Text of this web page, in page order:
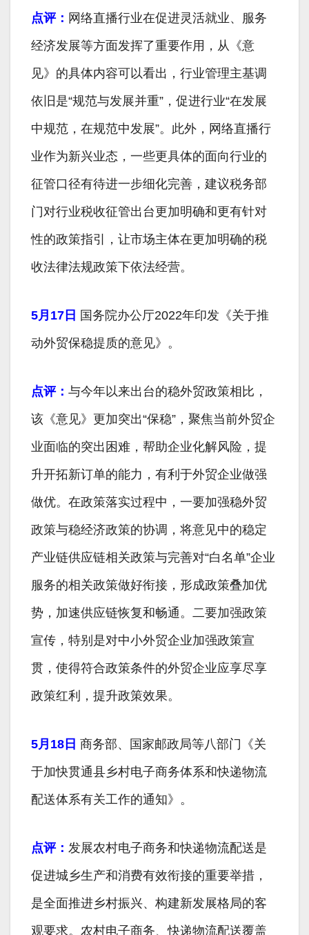
点评： 网络直播行业在促进灵活就业、服务
经济发展等方面发挥了重要作用，从《意
见》的具体内容可以看出，行业管理主基调
依旧是“规范与发展并重”，促进行业“在发展
中规范，在规范中发展”。此外，网络直播行
业作为新兴业态，一些更具体的面向行业的
征管口径有待进一步细化完善，建议税务部
门对行业税收征管出台更加明确和更有针对
性的政策指引，让市场主体在更加明确的税
收法律法规政策下依法经营。
5月17日 国务院办公厅2022年印发《关于推
动外贸保稳提质的意见》。
点评： 与今年以来出台的稳外贸政策相比，
该《意见》更加突出“保稳”，聚焦当前外贸企
业面临的突出困难，帮助企业化解风险，提
升开拓新订单的能力，有利于外贸企业做强
做优。在政策落实过程中，一要加强稳外贸
政策与稳经济政策的协调，将意见中的稳定
产业链供应链相关政策与完善对“白名单”企业
服务的相关政策做好衔接，形成政策叠加优
势，加速供应链恢复和畅通。二要加强政策
宣传，特别是对中小外贸企业加强政策宣
贯，使得符合政策条件的外贸企业应享尽享
政策红利，提升政策效果。
5月18日 商务部、国家邮政局等八部门《关
于加快贯通县乡村电子商务体系和快递物流
配送体系有关工作的通知》。
点评： 发展农村电子商务和快递物流配送是
促进城乡生产和消费有效衔接的重要举措，
是全面推进乡村振兴、构建新发展格局的客
观要求。农村电子商务、快递物流配送覆盖